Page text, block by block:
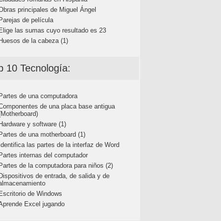
principales de Miguel Ángel
de película
las sumas cuyo resultado es 23
de la cabeza (1)
10 Tecnología:
de una computadora
de una placa base antigua
y software (1)
de una motherboard (1)
las partes de la interfaz de Word
internas del computador
de la computadora para niños (2)
de entrada, de salida y de
de Windows
Excel jugando